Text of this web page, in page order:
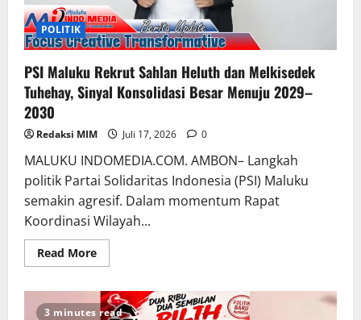
POLITIK
PSI Maluku Rekrut Sahlan Heluth dan Melkisedek
Tuhehay, Sinyal Konsolidasi Besar Menuju 2029–
2030
Redaksi MIM Juli 17, 2026 0
MALUKU INDOMEDIA.COM. AMBON– Langkah
politik Partai Solidaritas Indonesia (PSI) Maluku
semakin agresif. Dalam momentum Rapat
Koordinasi Wilayah...
Read More
3 minutes read